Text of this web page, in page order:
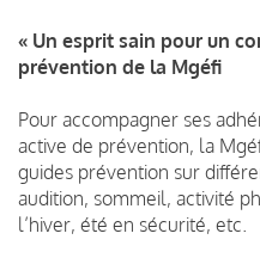
« Un esprit sain pour un
prévention de la Mgéfi
Pour accompagner ses
active de prévention, la
guides prévention sur
audition, sommeil, activité
l’hiver, été en sécurité, etc.